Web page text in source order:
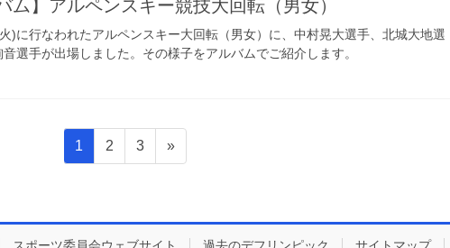
ム】アルペンスキー競技大回転（男女）
)に行なわれたアルペンスキー大回転（男女）に、中村晃大選手、北城大地選
選手が出場しました。その様子をアルバムでご紹介します。
固
定
ジ
1
固
定
ジ
2
固
定
ジ
3 »